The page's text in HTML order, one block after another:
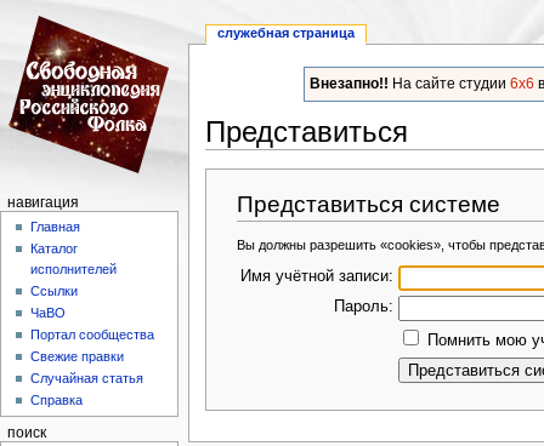
Внезапно!! На сайте студии 6x6
Представиться
Представиться системе
Вы должны разрешить «cookies», чтобы
Имя учётной записи:
Пароль:
Помнить мою
служебная страница
навигация
Главная
Каталог
исполнителей
Ссылки
ЧаВО
Портал сообщества
Свежие правки
Случайная статья
Справка
поиск